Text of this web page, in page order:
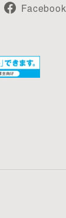
Facebook